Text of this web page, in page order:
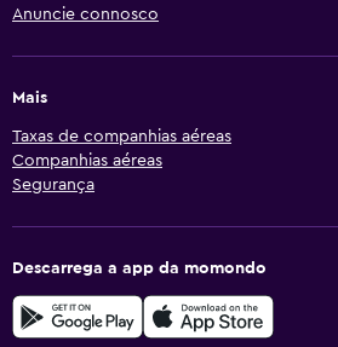
Anuncie connosco
Mais
Taxas de companhias aéreas
Companhias aéreas
Segurança
Descarrega a app da momondo